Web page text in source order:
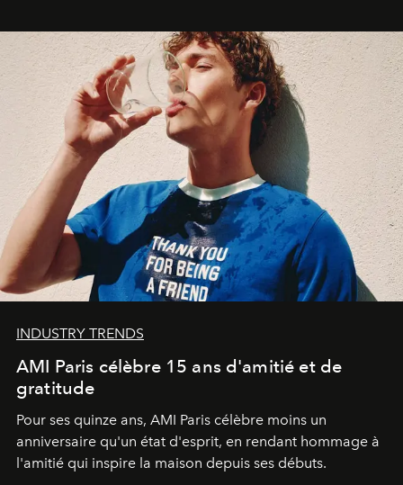
INDUSTRY TRENDS
AMI Paris célèbre 15 ans d'amitié et de
gratitude
Pour ses quinze ans, AMI Paris célèbre moins un
anniversaire qu'un état d'esprit, en rendant hommage à
l'amitié qui inspire la maison depuis ses débuts.